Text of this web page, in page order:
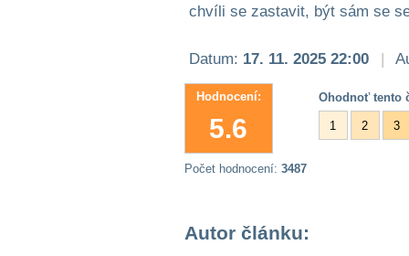
chvíli se zastavit, být sám se
Datum: 17. 11. 2025 22:00 |
Hodnocení:
5.6
Ohodnoť tento
1 2 3
Počet hodnocení: 3487
Autor článku: